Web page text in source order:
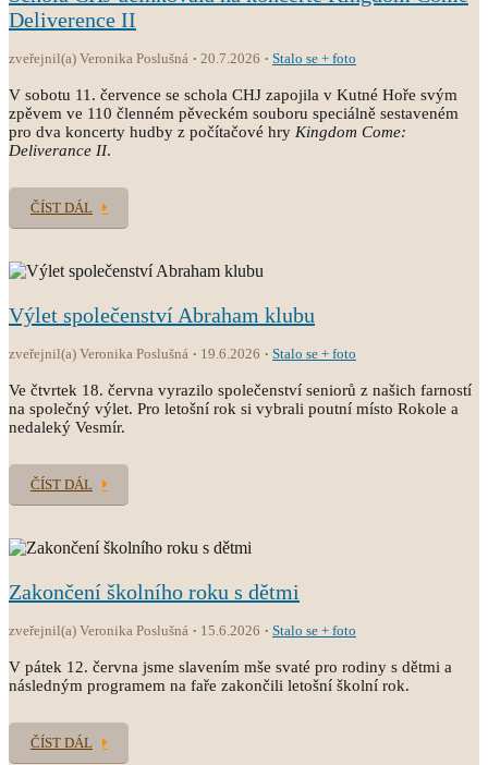
Deliverence II
zveřejnil(a) Veronika Poslušná 20.7.2026 Stalo se + foto
V sobotu 11. července se schola CHJ zapojila v Kutné Hoře svým
zpěvem ve 110 členném pěveckém souboru speciálně sestaveném
pro dva koncerty hudby z počítačové hry Kingdom Come:
Deliverance II.
ČÍST DÁL
Výlet společenství Abraham klubu
zveřejnil(a) Veronika Poslušná 19.6.2026 Stalo se + foto
Ve čtvrtek 18. června vyrazilo společenství seniorů z našich farností
na společný výlet. Pro letošní rok si vybrali poutní místo Rokole a
nedaleký Vesmír.
ČÍST DÁL
Zakončení školního roku s dětmi
zveřejnil(a) Veronika Poslušná 15.6.2026 Stalo se + foto
V pátek 12. června jsme slavením mše svaté pro rodiny s dětmi a
následným programem na faře zakončili letošní školní rok.
ČÍST DÁL